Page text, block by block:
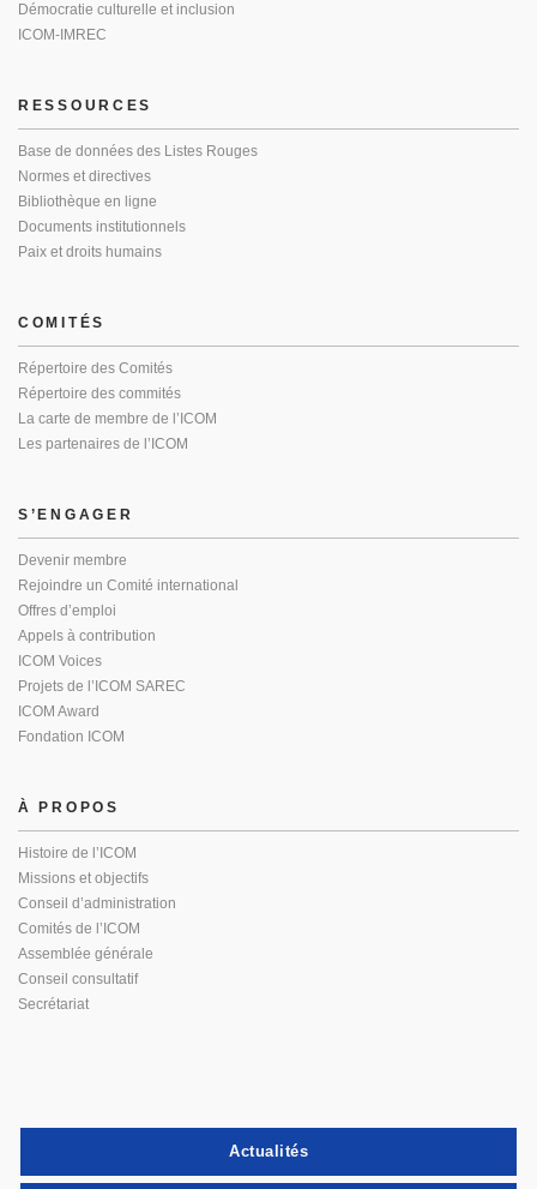
Démocratie culturelle et inclusion
ICOM-IMREC
RESSOURCES
Base de données des Listes Rouges
Normes et directives
Bibliothèque en ligne
Documents institutionnels
Paix et droits humains
COMITÉS
Répertoire des Comités
Répertoire des commités
La carte de membre de l’ICOM
Les partenaires de l’ICOM
S’ENGAGER
Devenir membre
Rejoindre un Comité international
Offres d’emploi
Appels à contribution
ICOM Voices
Projets de l’ICOM SAREC
ICOM Award
Fondation ICOM
À PROPOS
Histoire de l’ICOM
Missions et objectifs
Conseil d’administration
Comités de l’ICOM
Assemblée générale
Conseil consultatif
Secrétariat
Actualités